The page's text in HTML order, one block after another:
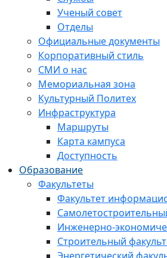
Ученый совет
Отделы
Официальные документы
Корпоративный стиль
СМИ о нас
Мемориальная зона
Культурный Политех
Инфраструктура
Маршруты
Карта кампуса
Доступность
Образование
Факультеты
Факультет
Инженерно-
Строительный